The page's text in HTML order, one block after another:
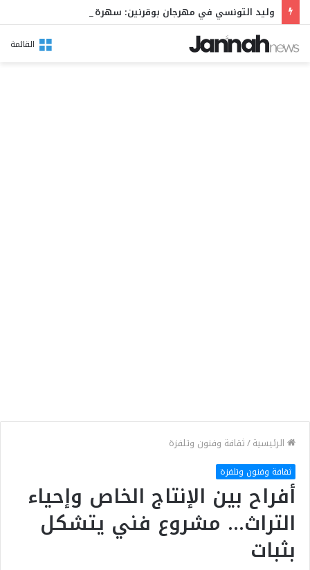
القائمة
الرئيسية/ثقافة وفنون وتلفزة
ثقافة وفنون وتلفزة
أفراح بين الإنتاج الخاص وإحياء
التراث… مشروع فني يتشكل
بثبات